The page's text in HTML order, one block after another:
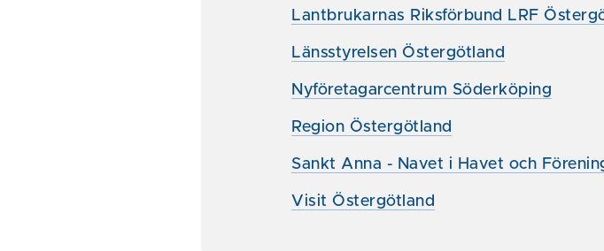
Lantbrukarnas Riksförbund LRF
Länsstyrelsen Östergötland
Nyföretagarcentrum Söderköping
Region Östergötland
Sankt Anna - Navet i Havet och
Visit Östergötland